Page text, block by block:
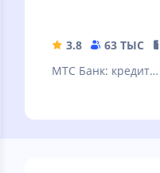
3.8 63 ТЫС
МТС Банк: кредит,